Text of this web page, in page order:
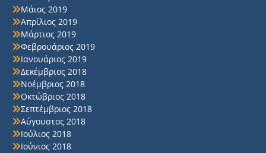
Μάιος 2019
Απρίλιος 2019
Μάρτιος 2019
Φεβρουάριος 2019
Ιανουάριος 2019
Δεκέμβριος 2018
Νοέμβριος 2018
Οκτώβριος 2018
Σεπτέμβριος 2018
Αύγουστος 2018
Ιούλιος 2018
Ιούνιος 2018